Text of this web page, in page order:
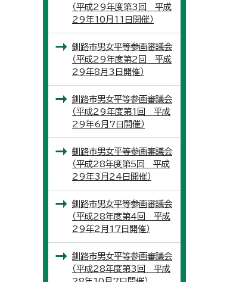
（平成29年度第3回 平成
29年10月11日開催）
釧路市男女平等参画審議会
（平成29年度第2回 平成
29年8月3日開催）
釧路市男女平等参画審議会
（平成29年度第1回 平成
29年6月7日開催）
釧路市男女平等参画審議会
（平成28年度第5回 平成
29年3月24日開催）
釧路市男女平等参画審議会
（平成28年度第4回 平成
29年2月17日開催）
釧路市男女平等参画審議会
（平成28年度第3回 平成